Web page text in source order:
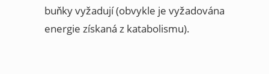
buňky vyžadují (obvykle je vyžadována
energie získaná z katabolismu).